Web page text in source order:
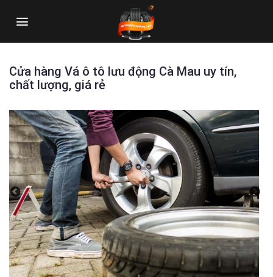
Cửa hàng Vá ô tô lưu động Cà Mau uy tín,
chất lượng, giá rẻ